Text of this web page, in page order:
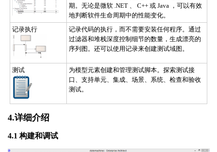
期。无论是微软 .NET 、 C++ 或 Java ，可以有效
地判断软件生命周期中的性能变化。
记录执行
记录代码的执行，而不需要安装任何程序。通过
过滤器和堆栈深度控制细节的数量，生成漂亮的
序列图。还可以使用记录来创建测试域图。
测试
为模型元素创建和管理测试脚本。探索测试接
口、支持单元、集成、场景、系统、检查和验收
测试。
4.详细介绍
4.1 构建和调试